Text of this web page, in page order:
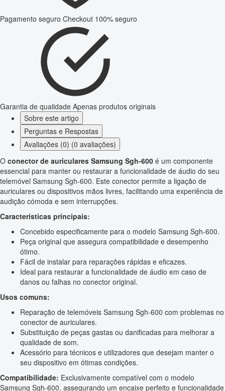
Pagamento seguro Checkout 100% seguro
Garantia de qualidade Apenas produtos originais
Sobre este artigo
Perguntas e Respostas
Avaliações (0) (0 avaliações)
O conector de auriculares Samsung Sgh-600 é um componente
essencial para manter ou restaurar a funcionalidade de áudio do seu
telemóvel Samsung Sgh-600. Este conector permite a ligação de
auriculares ou dispositivos mãos livres, facilitando uma experiência de
audição cómoda e sem interrupções.
Características principais:
Concebido especificamente para o modelo Samsung Sgh-600.
Peça original que assegura compatibilidade e desempenho
ótimo.
Fácil de instalar para reparações rápidas e eficazes.
Ideal para restaurar a funcionalidade de áudio em caso de
danos ou falhas no conector original.
Usos comuns:
Reparação de telemóveis Samsung Sgh-600 com problemas no
conector de auriculares.
Substituição de peças gastas ou danificadas para melhorar a
qualidade de som.
Acessório para técnicos e utilizadores que desejam manter o
seu dispositivo em ótimas condições.
Compatibilidade: Exclusivamente compatível com o modelo
Samsung Sgh-600, assegurando um encaixe perfeito e funcionalidade